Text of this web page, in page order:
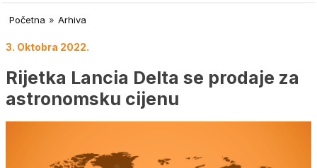
Početna » Arhiva
3. Oktobra 2022.
Rijetka Lancia Delta se prodaje za
astronomsku cijenu